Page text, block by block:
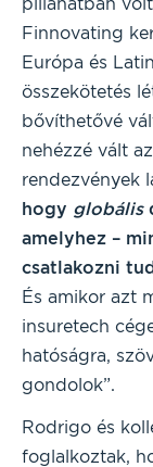
Finnovating
Európa és
összekötetés
bővíthetővé
nehézzé vált
rendezvények
hogy globális
amelyhez –
csatlakozni
És amikor azt
insuretech
hatóságra,
gondolok”.
Rodrigo és
foglalkoztak,